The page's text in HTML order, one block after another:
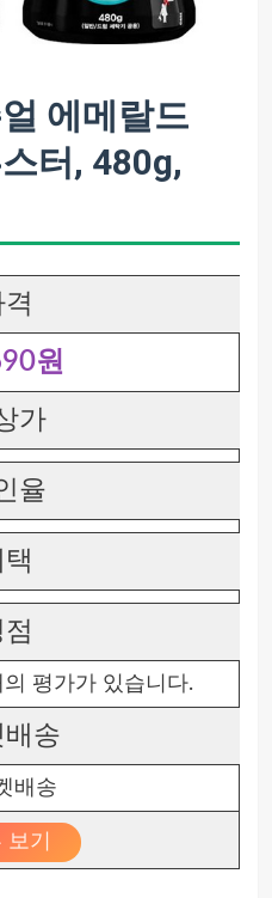
에메랄드
터, 480g,
원
가
율
의 평가가 있습니다.
배송
기